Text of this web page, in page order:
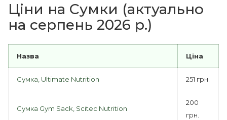
Ціни на Сумки (актуально
на серпень 2026 р.)
Назва Ціна
Сумка, Ultimate Nutrition 251 грн.
Сумка Gym Sack, Scitec Nutrition
200
грн.